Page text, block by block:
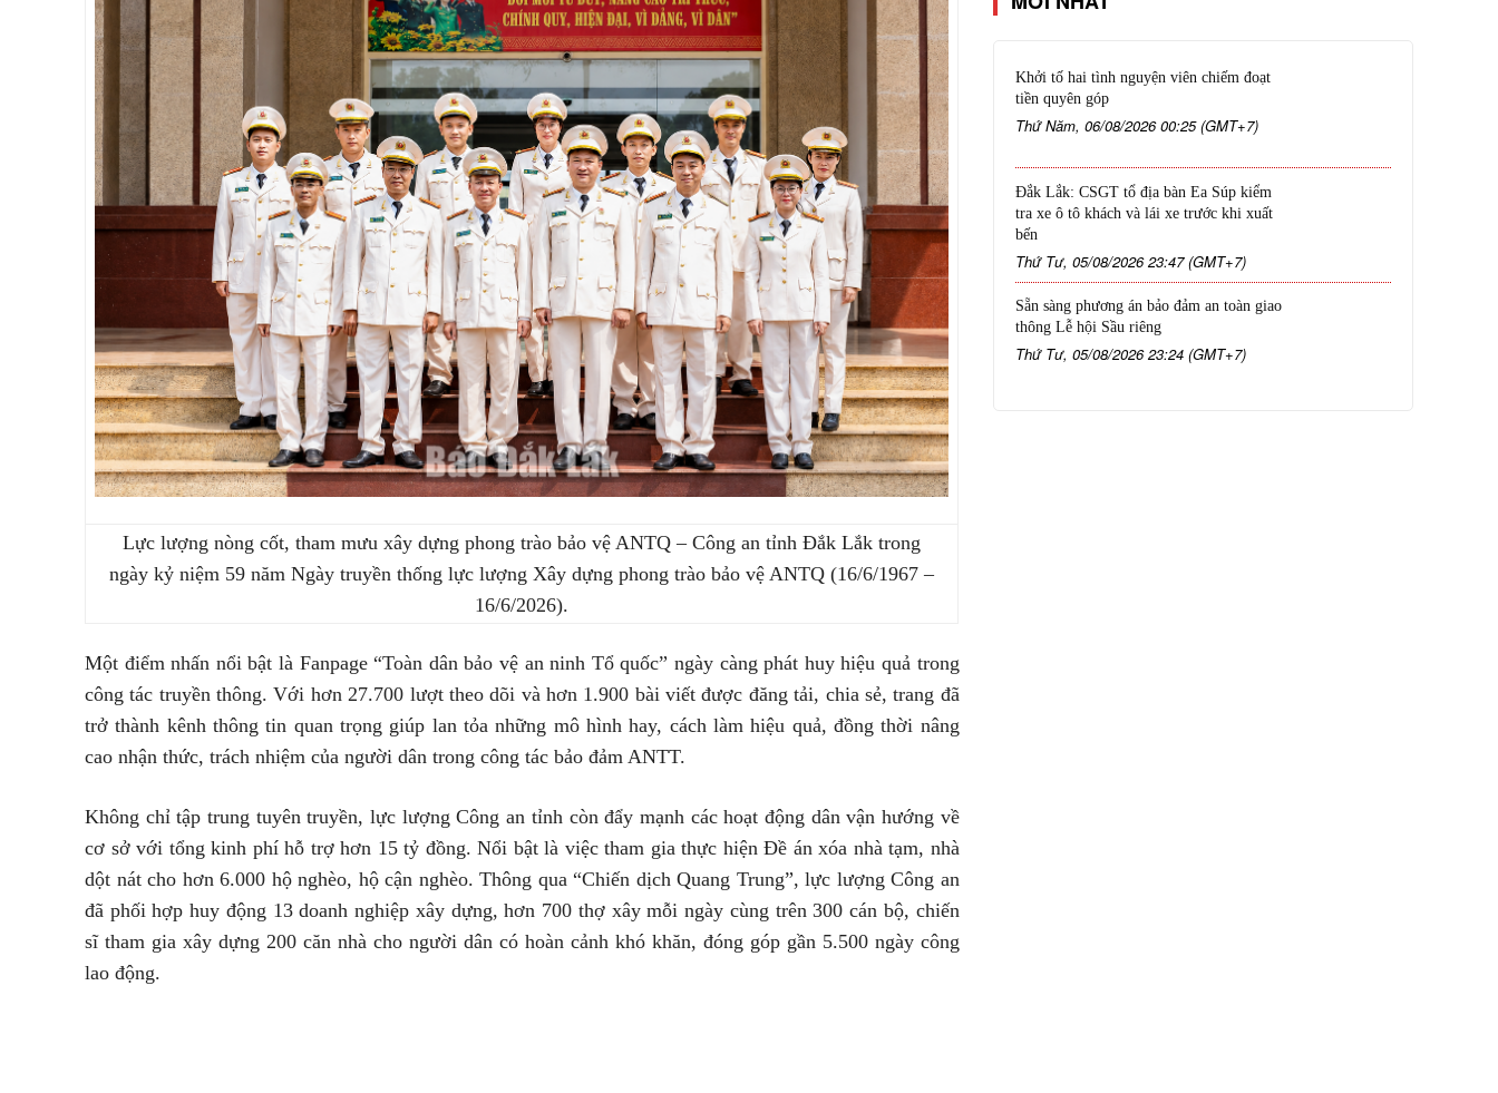
Lực lượng nòng cốt, tham mưu xây dựng phong trào bảo vệ ANTQ – Công an tỉnh Đắk Lắk trong
ngày kỷ niệm 59 năm Ngày truyền thống lực lượng Xây dựng phong trào bảo vệ ANTQ (16/6/1967 –
16/6/2026).
Một điểm nhấn nổi bật là Fanpage “Toàn dân bảo vệ an ninh Tổ quốc” ngày càng phát huy hiệu quả trong
công tác truyền thông. Với hơn 27.700 lượt theo dõi và hơn 1.900 bài viết được đăng tải, chia sẻ, trang đã
trở thành kênh thông tin quan trọng giúp lan tỏa những mô hình hay, cách làm hiệu quả, đồng thời nâng
cao nhận thức, trách nhiệm của người dân trong công tác bảo đảm ANTT.
Không chỉ tập trung tuyên truyền, lực lượng Công an tỉnh còn đẩy mạnh các hoạt động dân vận hướng về
cơ sở với tổng kinh phí hỗ trợ hơn 15 tỷ đồng. Nổi bật là việc tham gia thực hiện Đề án xóa nhà tạm, nhà
dột nát cho hơn 6.000 hộ nghèo, hộ cận nghèo. Thông qua “Chiến dịch Quang Trung”, lực lượng Công an
đã phối hợp huy động 13 doanh nghiệp xây dựng, hơn 700 thợ xây mỗi ngày cùng trên 300 cán bộ, chiến
sĩ tham gia xây dựng 200 căn nhà cho người dân có hoàn cảnh khó khăn, đóng góp gần 5.500 ngày công
lao động.
Khởi tố hai tình nguyện viên chiếm đoạt
tiền quyên góp
Thứ Năm, 06/08/2026 00:25 (GMT+7)
Đắk Lắk: CSGT tổ địa bàn Ea Súp kiểm
tra xe ô tô khách và lái xe trước khi xuất
bến
Thứ Tư, 05/08/2026 23:47 (GMT+7)
Sẵn sàng phương án bảo đảm an toàn giao
thông Lễ hội Sầu riêng
Thứ Tư, 05/08/2026 23:24 (GMT+7)